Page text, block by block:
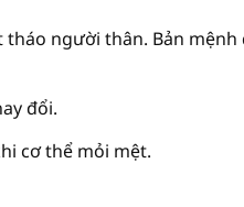
người thân. Bản
đổi.
cơ thể mỏi mệt.